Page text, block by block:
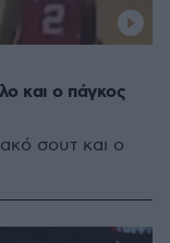
και ο πάγκος
σουτ και ο